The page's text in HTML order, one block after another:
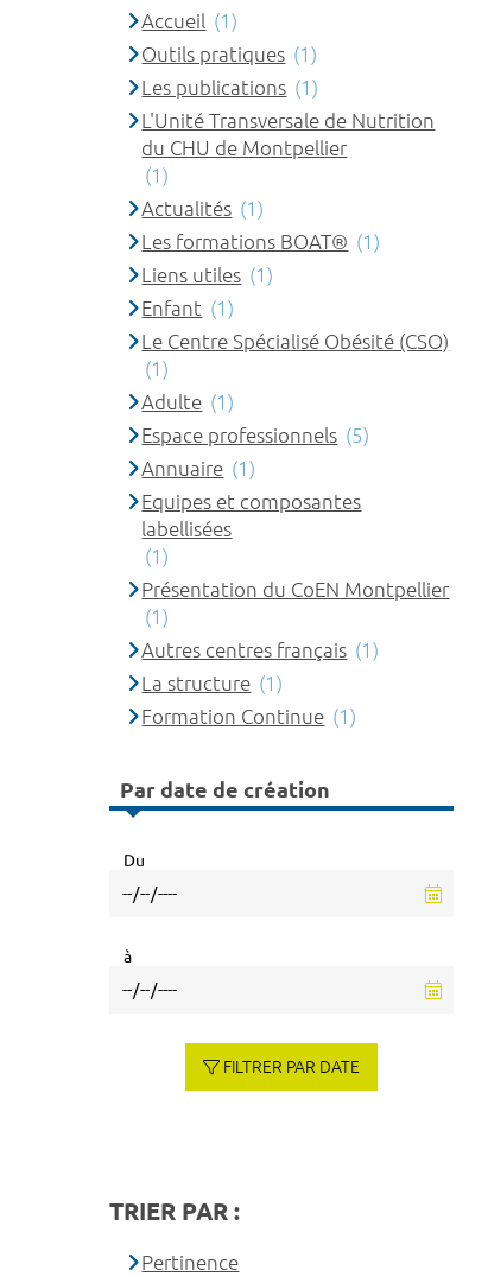
Accueil (1)
Outils pratiques (1)
Les publications (1)
L'Unité Transversale de Nutrition
du CHU de Montpellier
(1)
Actualités (1)
Les formations BOAT® (1)
Liens utiles (1)
Enfant (1)
Le Centre Spécialisé Obésité (CSO)
(1)
Adulte (1)
Espace professionnels (5)
Annuaire (1)
Equipes et composantes
labellisées
(1)
Présentation du CoEN Montpellier
(1)
Autres centres français (1)
La structure (1)
Formation Continue (1)
Par date de création
Du
à
FILTRER PAR DATE
TRIER PAR :
Pertinence